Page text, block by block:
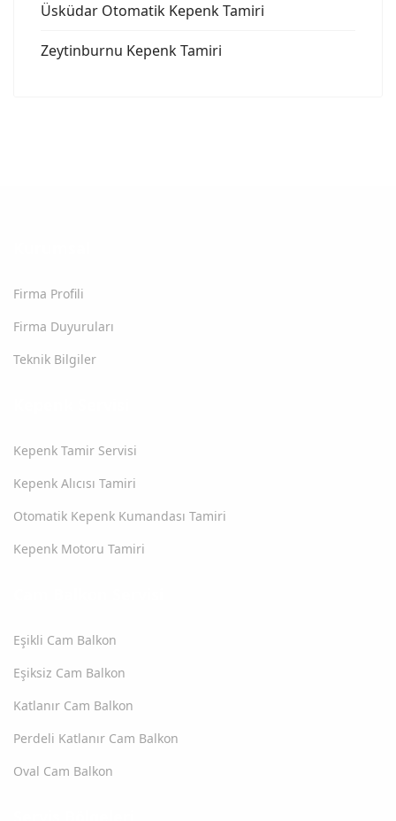
Üsküdar Otomatik Kepenk Tamiri
Zeytinburnu Kepenk Tamiri
Firma Profili
Firma Duyuruları
Teknik Bilgiler
Kepenk Tamir Servisi
Kepenk Alıcısı Tamiri
Otomatik Kepenk Kumandası Tamiri
Kepenk Motoru Tamiri
Eşikli Cam Balkon
Eşiksiz Cam Balkon
Katlanır Cam Balkon
Perdeli Katlanır Cam Balkon
Oval Cam Balkon